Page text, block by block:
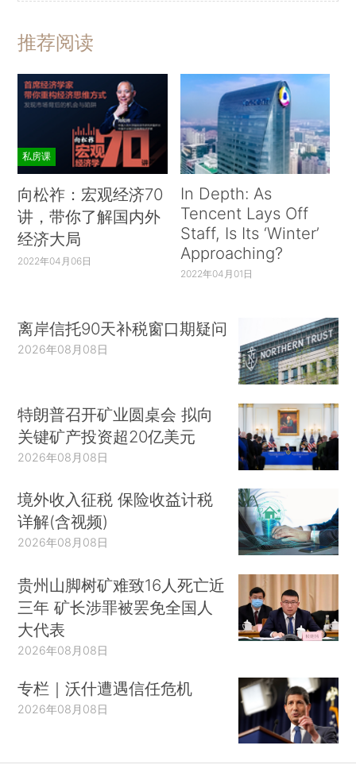
推荐阅读
私房课
向松祚：宏观经济70
讲，带你了解国内外
经济大局
2022年04月06日
In Depth: As
Tencent Lays Off
Staff, Is Its ‘Winter’
Approaching?
2022年04月01日
离岸信托90天补税窗口期疑问
2026年08月08日
特朗普召开矿业圆桌会 拟向
关键矿产投资超20亿美元
2026年08月08日
境外收入征税 保险收益计税
详解(含视频)
2026年08月08日
贵州山脚树矿难致16人死亡近
三年 矿长涉罪被罢免全国人
大代表
2026年08月08日
专栏｜沃什遭遇信任危机
2026年08月08日